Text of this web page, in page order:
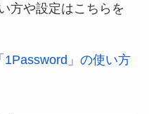
方や設定はこちらを
」の使い方